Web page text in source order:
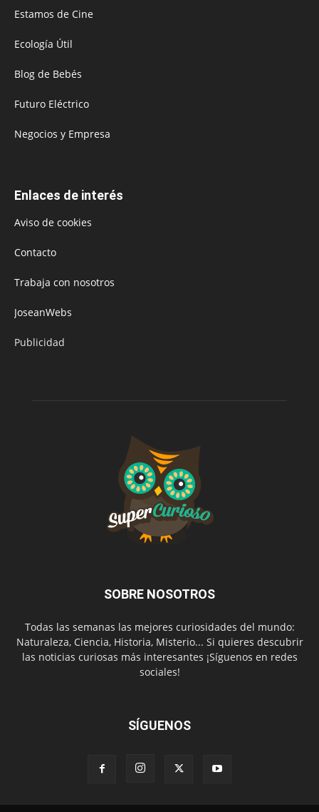
Estamos de Cine
Ecología Útil
Blog de Bebés
Futuro Eléctrico
Negocios y Empresa
Enlaces de interés
Aviso de cookies
Contacto
Trabaja con nosotros
JoseanWebs
Publicidad
SOBRE NOSOTROS
Todas las semanas las mejores curiosidades del mundo:
Naturaleza, Ciencia, Historia, Misterio... Si quieres descubrir
las noticias curiosas más interesantes ¡Síguenos en redes
sociales!
SÍGUENOS